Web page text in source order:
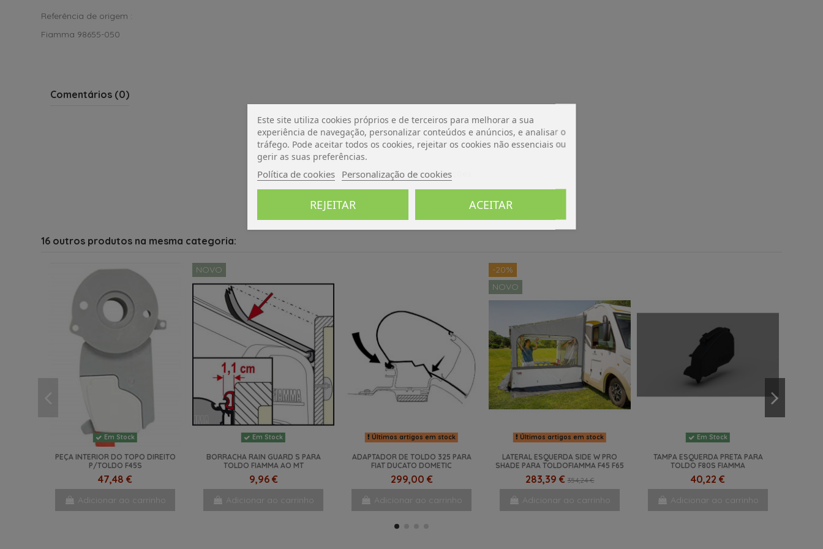
Referência de origem :
Fiamma 98655-050
Comentários (0)
De momento, sem avaliações.
16 outros produtos na mesma categoria:
Em Stock
PEÇA INTERIOR DO TOPO DIREITO
P/TOLDO F45S
47,48 €
Adicionar ao carrinho
NOVO
Em Stock
BORRACHA RAIN GUARD S PARA
TOLDO FIAMMA AO MT
9,96 €
Adicionar ao carrinho
Últimos artigos em stock
ADAPTADOR DE TOLDO 325 PARA
FIAT DUCATO DOMETIC
299,00 €
Adicionar ao carrinho
-20%
NOVO
Últimos artigos em stock
LATERAL ESQUERDA SIDE W PRO
SHADE PARA TOLDOFIAMMA F45 F65
283,39 €354,24 €
Adicionar ao carrinho
Em Stock
TAMPA ESQUERDA PRETA PARA
TOLDO F80S FIAMMA
40,22 €
Adicionar ao carrinho
Este site utiliza cookies próprios e de terceiros para melhorar a sua
experiência de navegação, personalizar conteúdos e anúncios, e analisar o
tráfego. Pode aceitar todos os cookies, rejeitar os cookies não essenciais ou
gerir as suas preferências.
Política de cookies Personalização de cookies
REJEITAR ACEITAR